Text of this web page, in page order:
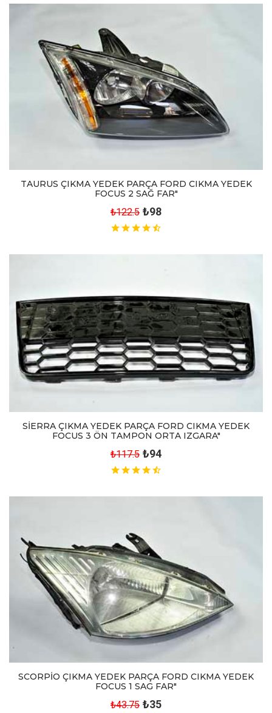
TAURUS ÇIKMA YEDEK PARÇA FORD CIKMA YEDEK
FOCUS 2 SAĞ FAR"
₺122.5 ₺98
SİERRA ÇIKMA YEDEK PARÇA FORD CIKMA YEDEK
FOCUS 3 ÖN TAMPON ORTA IZGARA"
₺117.5 ₺94
SCORPİO ÇIKMA YEDEK PARÇA FORD CIKMA YEDEK
FOCUS 1 SAG FAR"
₺43.75 ₺35